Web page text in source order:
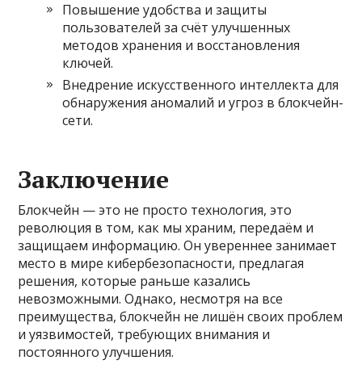
Повышение удобства и защиты
пользователей за счёт улучшенных
методов хранения и восстановления
ключей.
Внедрение искусственного интеллекта для
обнаружения аномалий и угроз в блокчейн-
сети.
Заключение
Блокчейн — это не просто технология, это
революция в том, как мы храним, передаём и
защищаем информацию. Он увереннее занимает
место в мире кибербезопасности, предлагая
решения, которые раньше казались
невозможными. Однако, несмотря на все
преимущества, блокчейн не лишён своих проблем
и уязвимостей, требующих внимания и
постоянного улучшения.